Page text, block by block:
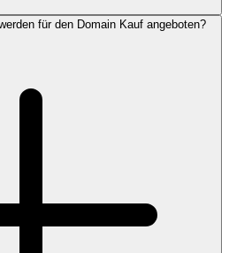
für den Domain Kauf angeboten?